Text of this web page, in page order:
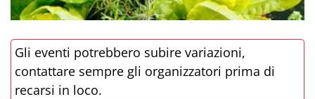
Gli eventi potrebbero subire variazioni,
contattare sempre gli organizzatori prima di
recarsi in loco.